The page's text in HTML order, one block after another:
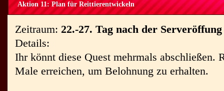
Aktion 11: Plan für Reittierentwickeln
Zeitraum: 22.-27. Tag nach der Serveröffung
Details:
Ihr könnt diese Quest mehrmals abschließen.
Male erreichen, um Belohnung zu erhalten.